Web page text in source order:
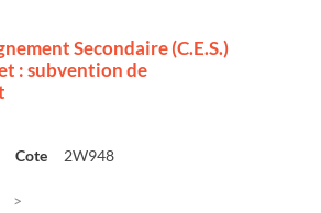
Secondaire (C.E.S.)
: subvention de
Cote 2W948